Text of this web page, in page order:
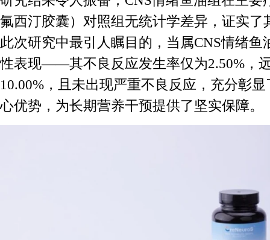
氟西汀胶囊）对照组无统计学差异，证实了
此次研究中最引人瞩目的，当属CNS情绪
性表现——其不良反应发生率仅为2.50%，
10.00%，且未出现严重不良反应，充分彰
心优势，为长期营养干预提供了坚实保障。